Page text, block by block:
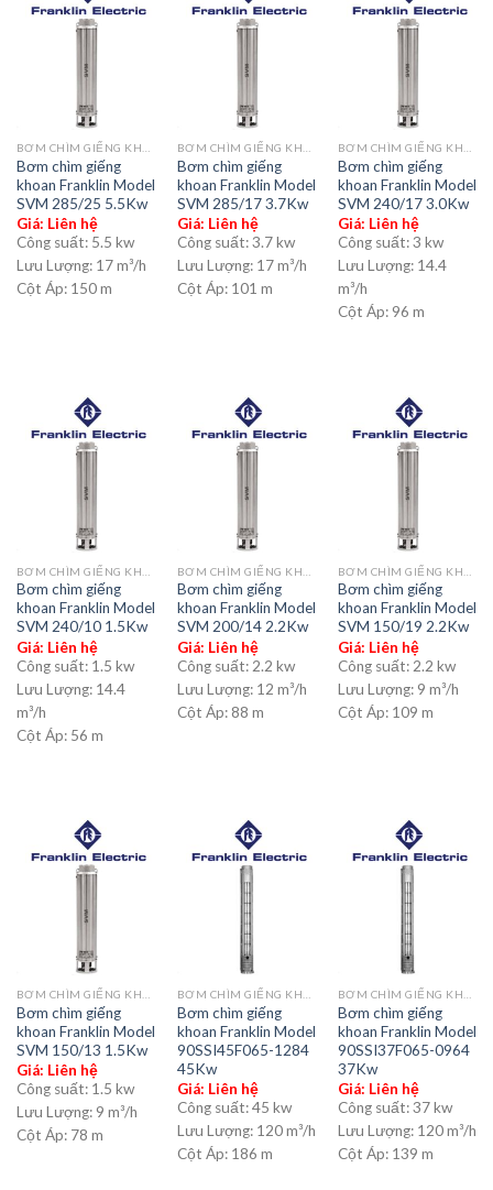
Bơm chìm giếng
khoan Franklin Model
SVM 285/25 5.5Kw
Giá: Liên hệ
Công suất: 5.5 kw
Lưu Lượng: 17 m³/h
Cột Áp: 150 m
Bơm chìm giếng
khoan Franklin Model
SVM 285/17 3.7Kw
Giá: Liên hệ
Công suất:3.7 kw
Lưu Lượng: 17 m³/h
Cột Áp: 101 m
Bơm chìm giếng
khoan Franklin Model
SVM 240/17 3.0Kw
Giá: Liên hệ
Công suất:3 kw
Lưu Lượng: 14.4
m³/h
Cột Áp: 96 m
Bơm chìm giếng
khoan Franklin Model
SVM 240/10 1.5Kw
Giá: Liên hệ
Công suất: 1.5 kw
Lưu Lượng: 14.4
m³/h
Cột Áp: 56 m
Bơm chìm giếng
khoan Franklin Model
SVM 200/14 2.2Kw
Giá: Liên hệ
Công suất: 2.2 kw
Lưu Lượng: 12 m³/h
Cột Áp:88 m
Bơm chìm giếng
khoan Franklin Model
SVM 150/19 2.2Kw
Giá: Liên hệ
Công suất: 2.2 kw
Lưu Lượng: 9 m³/h
Cột Áp: 109 m
Bơm chìm giếng
khoan Franklin Model
SVM 150/13 1.5Kw
Giá: Liên hệ
Công suất: 1.5 kw
Lưu Lượng: 9 m³/h
Cột Áp: 78 m
Bơm chìm giếng
khoan Franklin Model
90SSI45F065-1284
45Kw
Giá: Liên hệ
Công suất:45 kw
Lưu Lượng: 120 m³/h
Cột Áp: 186 m
Bơm chìm giếng
khoan Franklin Model
90SSI37F065-0964
37Kw
Giá: Liên hệ
Công suất:37 kw
Lưu Lượng: 120 m³/h
Cột Áp: 139 m